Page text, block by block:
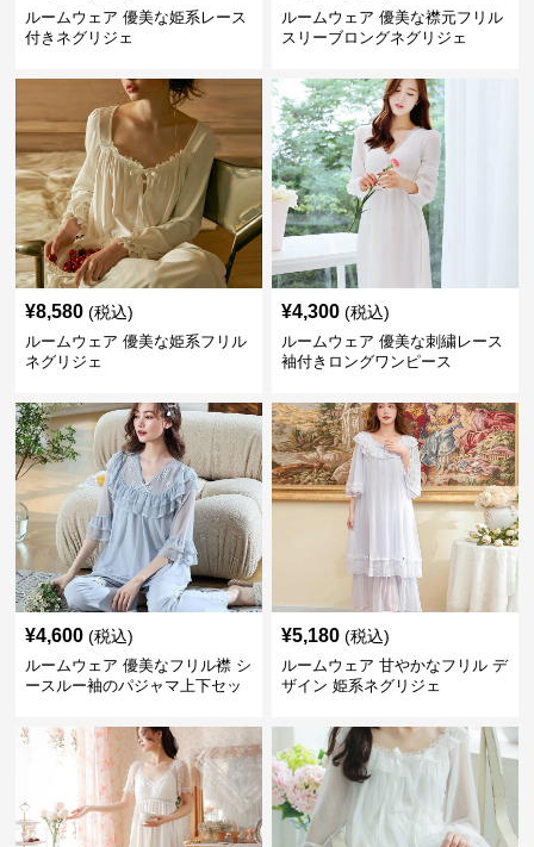
ルームウェア 優美な姫系レース
付きネグリジェ
ルームウェア 優美な襟元フリル
スリーブロングネグリジェ
¥8,580 (税込)
ルームウェア 優美な姫系フリル
ネグリジェ
¥4,300 (税込)
ルームウェア 優美な刺繍レース
袖付きロングワンピース
¥4,600 (税込)
ルームウェア 優美なフリル襟 シ
ースルー袖のパジャマ上下セッ
¥5,180 (税込)
ルームウェア 甘やかなフリル デ
ザイン 姫系ネグリジェ